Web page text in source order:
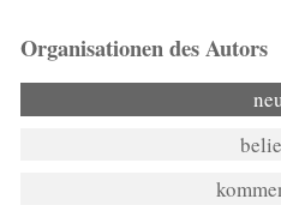
Organisationen des Autors